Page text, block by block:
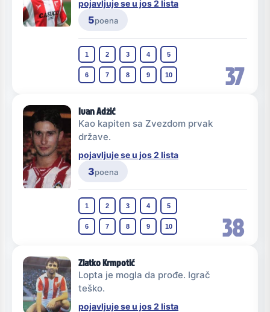
37
pojavljuje se u jos 2 lista
5poena
1 2 3 4 5
6 7 8 9 10
38
Ivan Adžić
Kao kapiten sa Zvezdom prvak
države.
pojavljuje se u jos 2 lista
3poena
1 2 3 4 5
6 7 8 9 10
Zlatko Krmpotić
Lopta je mogla da prođe. Igrač
teško.
pojavljuje se u jos 2 lista